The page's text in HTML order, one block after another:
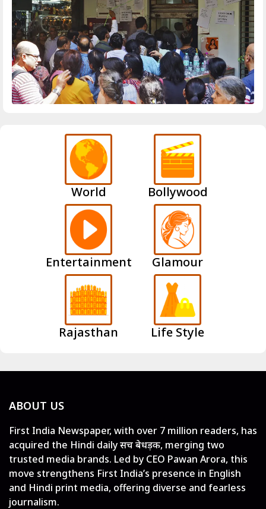
World Bollywood
Entertainment Glamour
Rajasthan Life Style
ABOUT US
First India Newspaper, with over 7 million readers, has
acquired the Hindi daily सच बेधड़क, merging two
trusted media brands. Led by CEO Pawan Arora, this
move strengthens First India’s presence in English
and Hindi print media, offering diverse and fearless
journalism.